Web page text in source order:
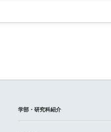
学部・研究科紹介